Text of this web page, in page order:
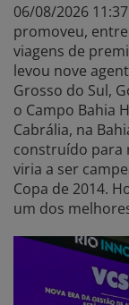
06/08/2026
promoveu, entre
viagens de
levou nove
Grosso do Sul,
o Campo Bahia
Cabrália, na
construído para
viria a ser
Copa de 2014.
um dos